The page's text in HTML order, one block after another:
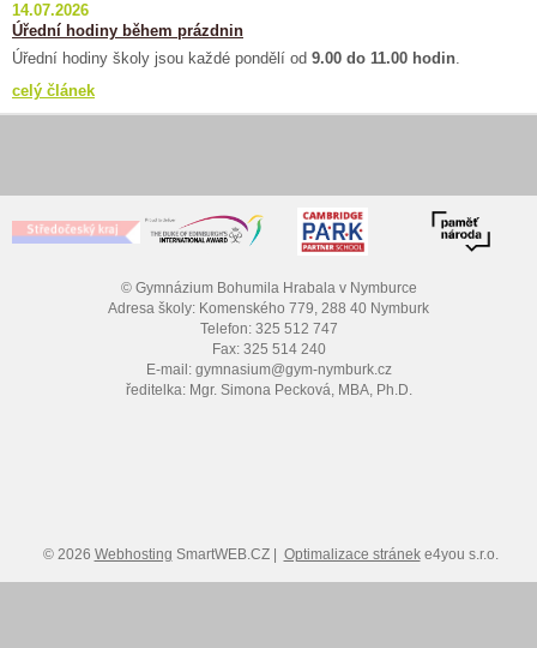
14.07.2026
Úřední hodiny během prázdnin
Úřední hodiny školy jsou každé pondělí od 9.00 do 11.00 hodin.
celý článek
© Gymnázium Bohumila Hrabala v Nymburce
Adresa školy: Komenského 779, 288 40 Nymburk
Telefon: 325 512 747
Fax: 325 514 240
E-mail: gymnasium@gym-nymburk.cz
ředitelka: Mgr. Simona Pecková, MBA, Ph.D.
© 2026 Webhosting SmartWEB.CZ | Optimalizace stráneke4you s.r.o.